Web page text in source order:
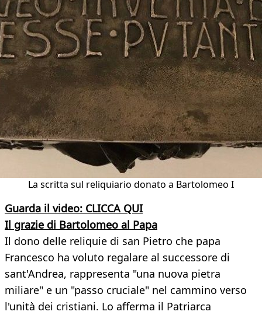
La scritta sul reliquiario donato a Bartolomeo I
Guarda il video: CLICCA QUI
Il grazie di Bartolomeo al Papa
Il dono delle reliquie di san Pietro che papa
Francesco ha voluto regalare al successore di
sant'Andrea, rappresenta "una nuova pietra
miliare" e un "passo cruciale" nel cammino verso
l'unità dei cristiani. Lo afferma il Patriarca